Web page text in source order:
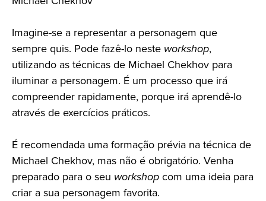
Imagine-se a representar a personagem que
sempre quis. Pode fazê-lo neste workshop,
utilizando as técnicas de Michael Chekhov para
iluminar a personagem. É um processo que irá
compreender rapidamente, porque irá aprendê-lo
através de exercícios práticos.
É recomendada uma formação prévia na técnica de
Michael Chekhov, mas não é obrigatório. Venha
preparado para o seu workshopcom uma ideia para
criar a sua personagem favorita.